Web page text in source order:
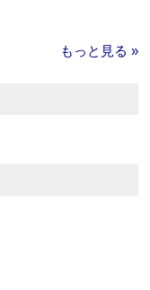
もっと見る »